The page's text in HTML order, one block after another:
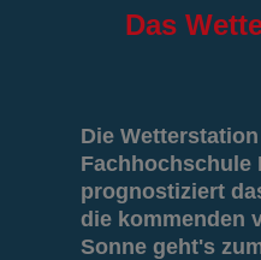
Das
Die
Fachhochschule
prognostiziert
die kommenden
Sonne geht's